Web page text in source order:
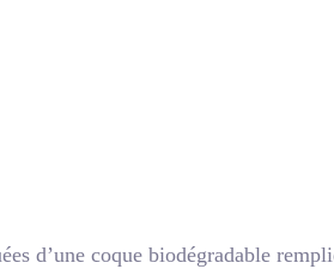
d’une coque biodégradable